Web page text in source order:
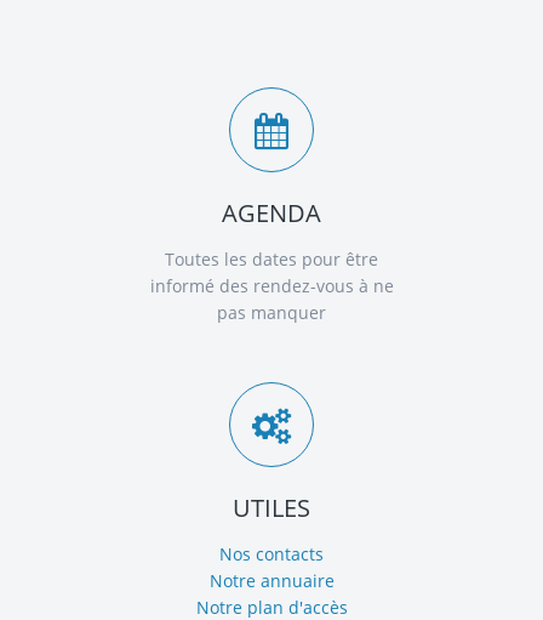
AGENDA
Toutes les dates pour être
informé des rendez-vous à ne
pas manquer
UTILES
Nos contacts
Notre annuaire
Notre plan d'accès